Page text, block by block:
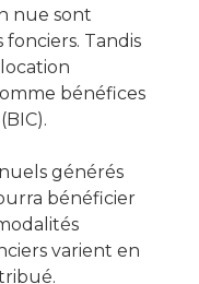
nue sont
Tandis
bénéfices
générés
bénéficier
varient en